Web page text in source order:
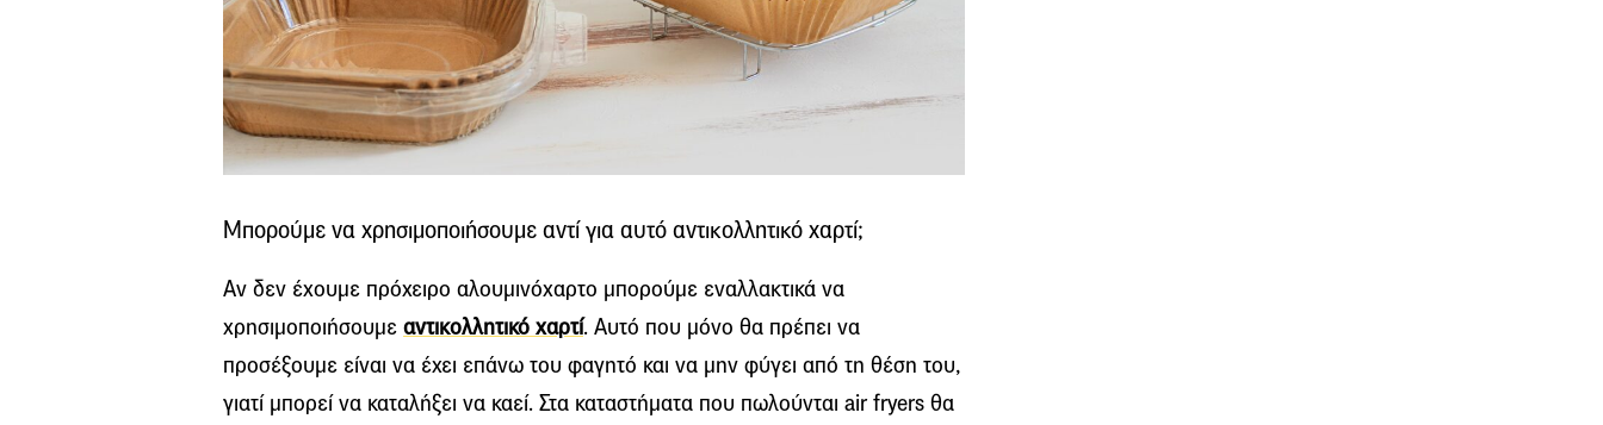
Μπορούμε να χρησιμοποιήσουμε αντί για αυτό αντικολλητικό χαρτί;
Αν δεν έχουμε πρόχειρο αλουμινόχαρτο μπορούμε εναλλακτικά να
χρησιμοποιήσουμε αντικολλητικό χαρτί. Αυτό που μόνο θα πρέπει να
προσέξουμε είναι να έχει επάνω του φαγητό και να μην φύγει από τη θέση του,
γιατί μπορεί να καταλήξει να καεί. Στα καταστήματα που πωλούνται air fryers θα